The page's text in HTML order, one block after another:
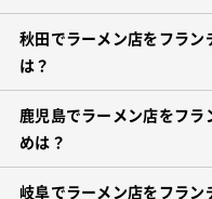
秋田でラーメン店をフラ
は？
鹿児島でラーメン店をフ
めは？
岐阜でラーメン店をフラ